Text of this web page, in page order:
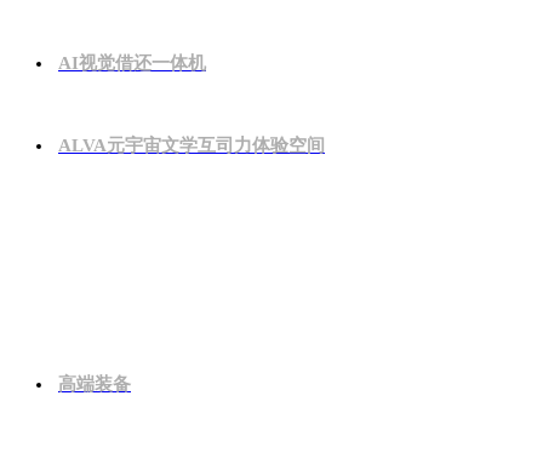
AI视觉借还一体机
ALVA元宇宙文学互司力体验空间
高端装备